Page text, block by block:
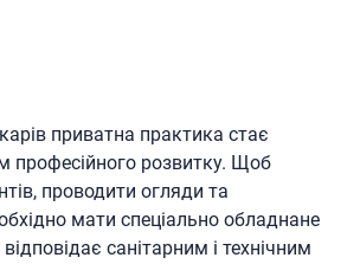
приватна практика стає
професійного розвитку. Щоб
проводити огляди та
мати спеціально обладнане
санітарним і технічним